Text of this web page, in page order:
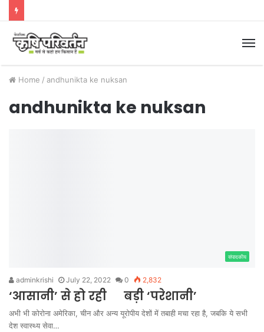
Home / andhunikta ke nuksan
andhunikta ke nuksan
संपादकीय
adminkrishi July 22, 2022 0 2,832
‘आसानी’ से हो रही बड़ी ‘परेशानी’
अभी भी कोरोना अमेरिका, चीन और अन्य यूरोपीय देशों में तबाही मचा रहा है, जबकि ये सभी
देश स्वास्थ्य सेवा…